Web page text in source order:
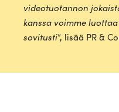
video­tuo­tannon
kanssa voimme
sovi­tusti”, lisää PR &